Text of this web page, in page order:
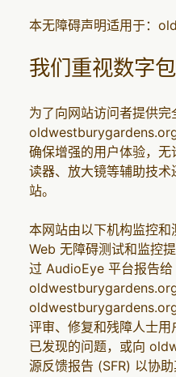
本无障碍声明适用于：
我们重视数字
为了向网站访问者提供完
确保增强的用户体验，
读器、放大镜等辅助技
站。
本网站由以下机构监控和
Web 无障碍测试和监控
过 AudioEye 平台报告给
评审、修复和残障人士
已发现的问题，或向
源反馈报告 (SFR) 以协助